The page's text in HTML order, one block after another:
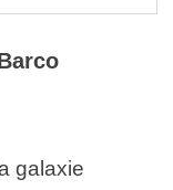
galaxie